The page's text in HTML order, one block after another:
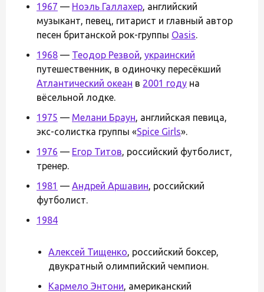
1967 — Ноэль Галлахер, английский
музыкант, певец, гитарист и главный автор
песен британской рок-группы Oasis.
1968 — Теодор Резвой, украинский
путешественник, в одиночку пересёкший
Атлантический океан в 2001 году на
вёсельной лодке.
1975 — Мелани Браун, английская певица,
экс-солистка группы «Spice Girls».
1976 — Егор Титов, российский футболист,
тренер.
1981 — Андрей Аршавин, российский
футболист.
1984
Алексей Тищенко, российский боксер,
двукратный олимпийский чемпион.
Кармело Энтони, американский